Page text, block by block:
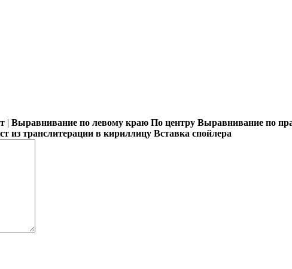
| Выравнивание по левому краю По центру Выравнивание по
из транслитерации в кириллицу Вставка спойлера